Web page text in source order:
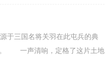
三国名将关羽在此屯兵的典
。 一声清响，定格了这片土地